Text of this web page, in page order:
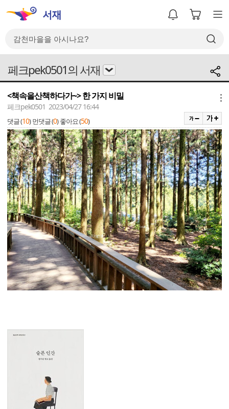
페크pek0501의 서재
<책속을산책하다가~> 한 가지 비밀
페크pek0501 2023/04/27 16:44
댓글 (10) 먼댓글 (0) 좋아요 (50)